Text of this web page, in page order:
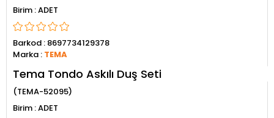
ADET
Barkod : 8697734129378
Marka : TEMA
Tema Tondo Askılı Duş Seti
(TEMA-52095)
ADET